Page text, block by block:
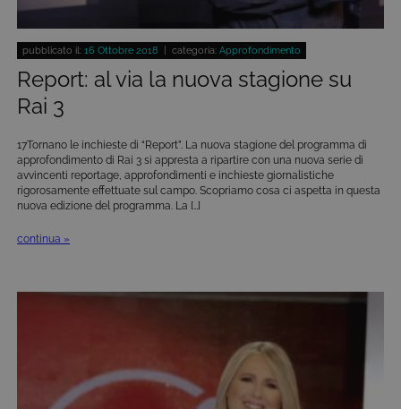
pubblicato il: 16 Ottobre 2018 | categoria: Approfondimento
Report: al via la nuova stagione su
Rai 3
17Tornano le inchieste di “Report”. La nuova stagione del programma di
approfondimento di Rai 3 si appresta a ripartire con una nuova serie di
avvincenti reportage, approfondimenti e inchieste giornalistiche
rigorosamente effettuate sul campo. Scopriamo cosa ci aspetta in questa
nuova edizione del programma. La […]
continua »